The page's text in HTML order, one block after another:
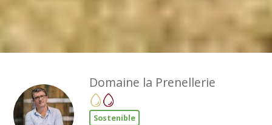
Domaine la Prenellerie
Sostenible